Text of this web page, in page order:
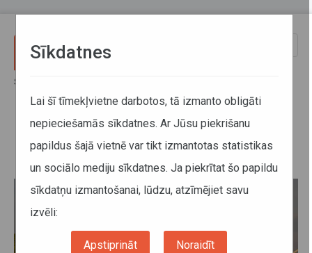
Sākums
Izmaiņas vilcienu kustības grafikā
17. un 18. novembrī
Sīkdatnes
Lai šī tīmekļvietne darbotos, tā izmanto obligāti
nepieciešamās sīkdatnes. Ar Jūsu piekrišanu
papildus šajā vietnē var tikt izmantotas statistikas
un sociālo mediju sīkdatnes. Ja piekrītat šo papildu
sīkdatņu izmantošanai, lūdzu, atzīmējiet savu
izvēli:
Apstiprināt Noraidīt